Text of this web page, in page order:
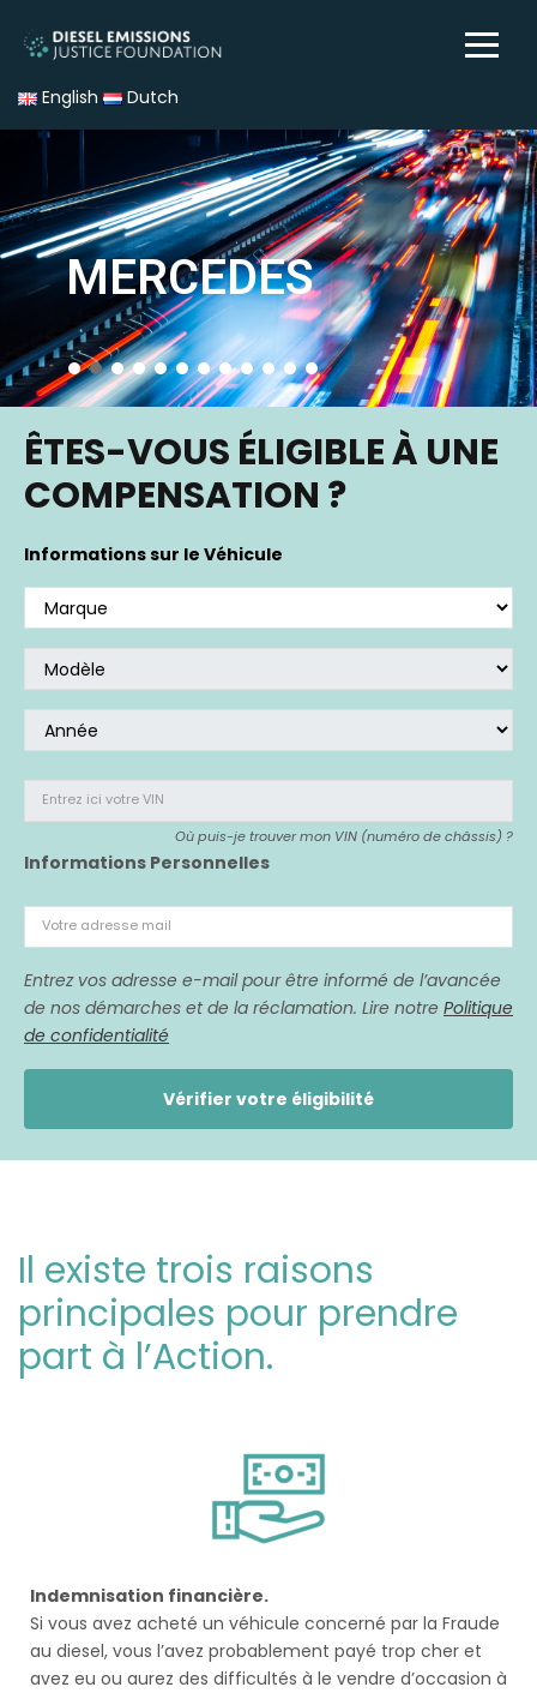
English Dutch
MERCEDES
ÊTES-VOUS ÉLIGIBLE À UNE
COMPENSATION ?
Informations sur le Véhicule
Entrez ici votre VIN
Où puis-je trouver mon VIN (numéro de châssis) ?
Informations Personnelles
Votre adresse mail
Entrez vos adresse e-mail pour être informé de l’avancée
de nos démarches et de la réclamation. Lire notre Politique
de confidentialité
Vérifier votre éligibilité
Si vous avez acheté un véhicule affecté,
Il existe trois raisons
principales pour prendre
part à l’Action.
Indemnisation financière.
Si vous avez acheté un véhicule concerné par la Fraude
au diesel, vous l’avez probablement payé trop cher et
avez eu ou aurez des difficultés à le vendre d’occasion à